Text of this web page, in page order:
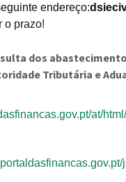
endereço:
o prazo!
Tributária e
at/